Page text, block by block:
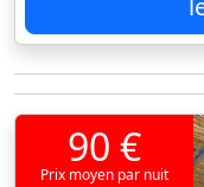
90 €
Prix moyen par nuit